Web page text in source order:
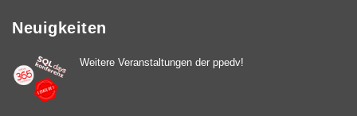
Neuigkeiten
Weitere Veranstaltungen der ppedv!